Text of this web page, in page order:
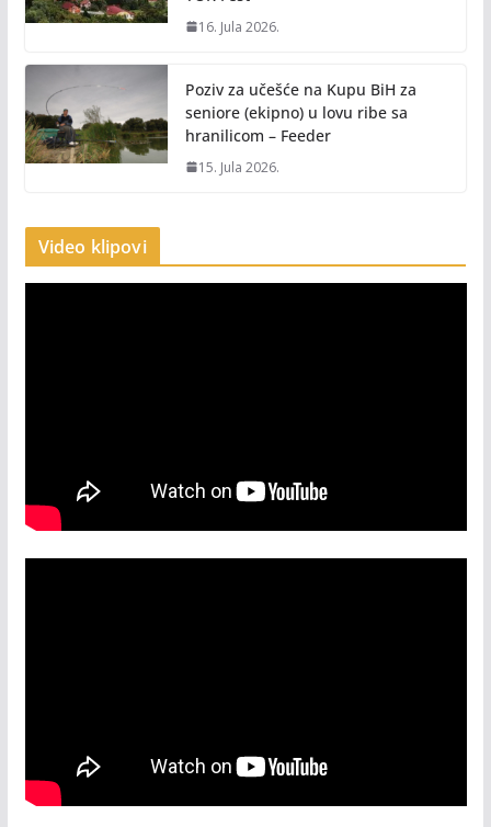
16. Jula 2026.
Poziv za učešće na Kupu BiH za
seniore (ekipno) u lovu ribe sa
hranilicom – Feeder
15. Jula 2026.
Video klipovi